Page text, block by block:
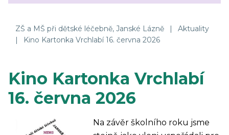
ZŠ a MŠ při dětské léčebně, Janské Lázně |
Aktuality
|
Kino Kartonka Vrchlabí 16. června 2026
Kino Kartonka Vrchlabí
16. června 2026
Na závěr školního roku jsme